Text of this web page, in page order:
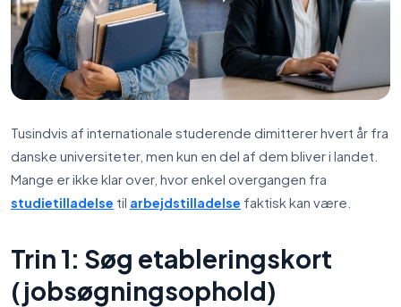
Tusindvis af internationale studerende dimitterer hvert år fra
danske universiteter, men kun en del af dem bliver i landet.
Mange er ikke klar over, hvor enkel overgangen fra
studietilladelse til arbejdstilladelse faktisk kan være.
Trin 1: Søg etableringskort
(jobsøgningsophold)